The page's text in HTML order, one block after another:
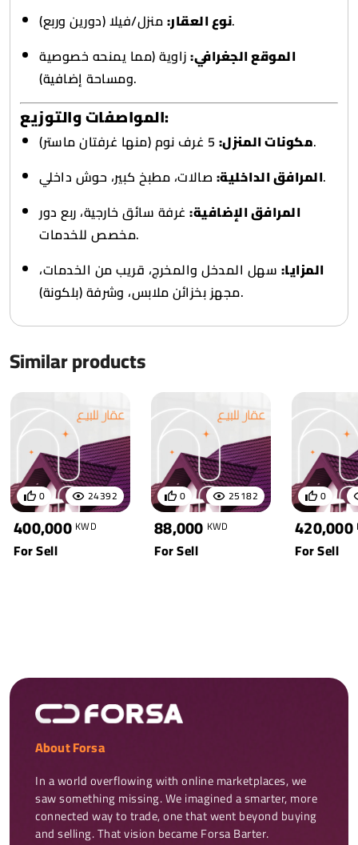
نوع العقار:منزل/فيلا (دورين وربع).
الموقع الجغرافي:زاوية (مما يمنحه خصوصية
ومساحة إضافية).
المواصفات والتوزيع:
مكونات المنزل:5 غرف نوم (منها غرفتان ماستر).
المرافق الداخلية:صالات، مطبخ كبير، حوش داخلي.
المرافق الإضافية: غرفة سائق خارجية، ربع دور
مخصص للخدمات.
المزايا: سهل المدخل والمخرج، قريب من الخدمات،
مجهز بخزائن ملابس، وشرفة (بلكونة).
Similar products
24392
0
400,000 KWD
For Sell
25182
0
88,000 KWD
For Sell
0
420,000
For Sell
About Forsa
In a world overflowing with online marketplaces, we
saw something missing. We imagined a smarter, more
connected way to trade, one that went beyond buying
and selling. That vision became Forsa Barter.